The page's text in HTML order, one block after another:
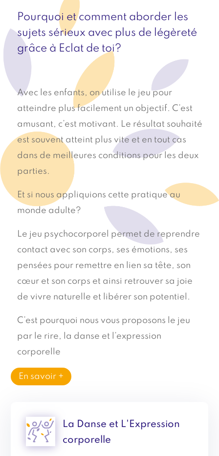
Pourquoi et comment aborder les
sujets sérieux avec plus de légèreté
grâce à Eclat de toi?
Avec les enfants, on utilise le jeu pour
atteindre plus facilement un objectif. C’est
amusant, c’est motivant. Le résultat souhaité
est souvent atteint plus vite et en tout cas
dans de meilleures conditions pour les deux
parties.
Et si nous appliquions cette pratique au
monde adulte?
Le jeu psychocorporel permet de reprendre
contact avec son corps, ses émotions, ses
pensées pour remettre en lien sa tête, son
cœur et son corps et ainsi retrouver sa joie
de vivre naturelle et libérer son potentiel.
C’est pourquoi nous vous proposons le jeu
par le rire, la danse et l’expression
corporelle
En savoir +
La Danse et L'Expression
corporelle